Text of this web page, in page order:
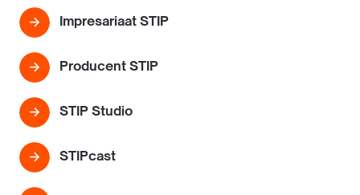
Impresariaat STIP
Producent STIP
STIP Studio
STIPcast